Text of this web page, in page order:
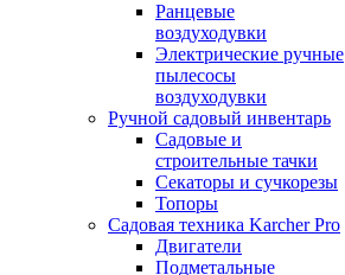
Ранцевые
воздуходувки
Электрические ручные
пылесосы
воздуходувки
Ручной садовый инвентарь
Садовые и
строительные тачки
Секаторы и сучкорезы
Топоры
Садовая техника Karcher Pro
Двигатели
Подметальные